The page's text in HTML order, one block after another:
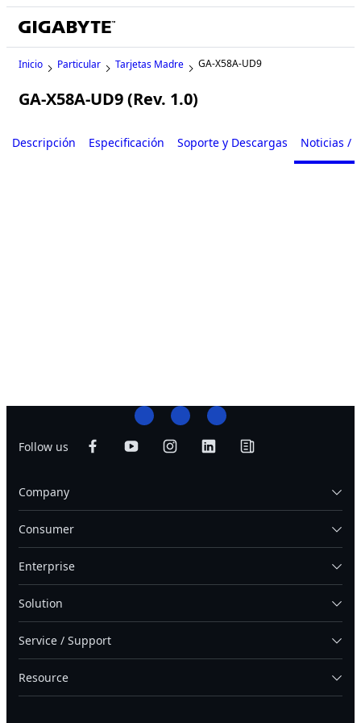
Inicio Particular Tarjetas Madre GA-X58A-UD9
GA-X58A-UD9 (Rev. 1.0)
Descripción Especificación Soporte y Descargas Noticias /
Follow us
Company
Consumer
Enterprise
Solution
Service / Support
Resource